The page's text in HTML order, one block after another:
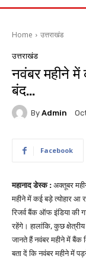
Home उत्तराखंड
उत्तराखंड
नवंबर महीने में
बंद…
By Admin
Facebook
महानाद डेस्क : अक्तूबर
महीने में कई बड़े त्योहार
रिजर्व बैंक ऑफ इंडिया की
रहेंगे। हालांकि, कुछ
जानते हैं नवंबर महीने में
बता दें कि नवंबर महीने में